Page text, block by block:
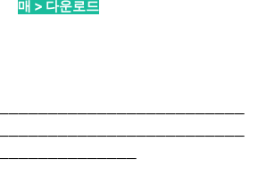
매 > 다운로드